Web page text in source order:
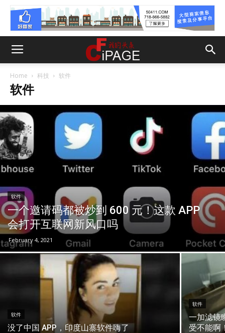
Home 科技 软件
软件
软件
一个邀请码都被炒到 600 元！这款 APP
会打开互联网新风口吗
February 4, 2021
软件
没了中国 APP，印度山寨软件嗨了
软件
一加滤镜
受不能啊